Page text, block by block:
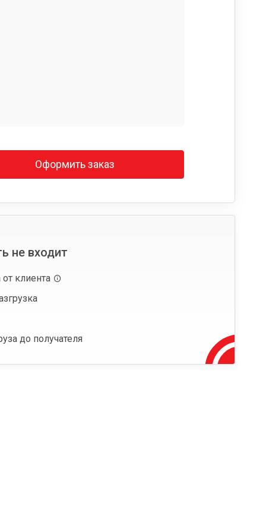
Оформить заказ
не входит
от клиента
до получателя